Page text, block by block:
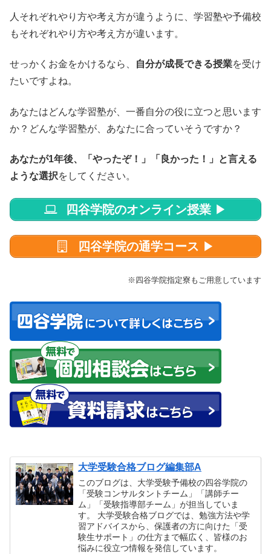
人それぞれやり方や考え方が違うように、学習塾や予備校
もそれぞれやり方や考え方が違います。
せっかくお金をかけるなら、 自分が成長できる授業を受け
たいですよね。
あなたはどんな学習塾が、一番自分の役に立つと思います
か？どんな学習塾が、あなたに合っていそうですか？
あなたが1年後、「やったぞ！」「良かった！」と言える
ような選択をしてください。
四谷学院のオンライン授業 ▶
四谷学院の通学コース ▶
※四谷学院指定寮もご用意しています
大学受験合格ブログ編集部A
このブログは、大学受験予備校の四谷学院の
「受験コンサルタントチーム」「講師チー
ム」「受験指導部チーム」が担当していま
す。 大学受験合格ブログでは、勉強方法や学
習アドバイスから、保護者の方に向けた「受
験生サポート」の仕方まで幅広く、皆様のお
悩みに役立つ情報を発信しています。